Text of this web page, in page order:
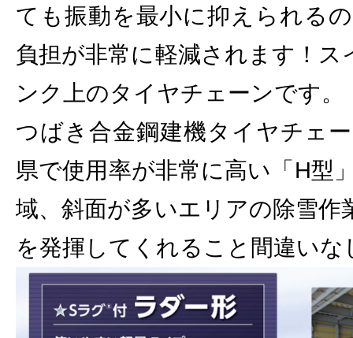
ても振動を最小に抑えられる
負担が非常に軽減されます！
ンク上のタイヤチェーンです。
つばき合金鋼建機タイヤチェ
県で使用率が非常に高い「H型
域、斜面が多いエリアの除雪作
を発揮してくれること間違いな